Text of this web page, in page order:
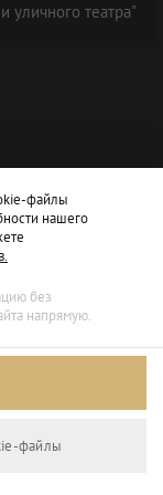
уличного театра"
файлы
нашего
без
напрямую.
файлы